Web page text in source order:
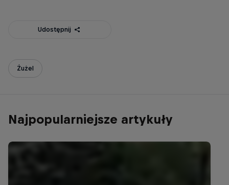
Udostępnij
Żużel
Najpopularniejsze artykuły